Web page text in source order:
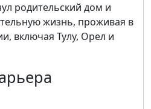
родительский дом и
жизнь, проживая в
включая Тулу, Орел и